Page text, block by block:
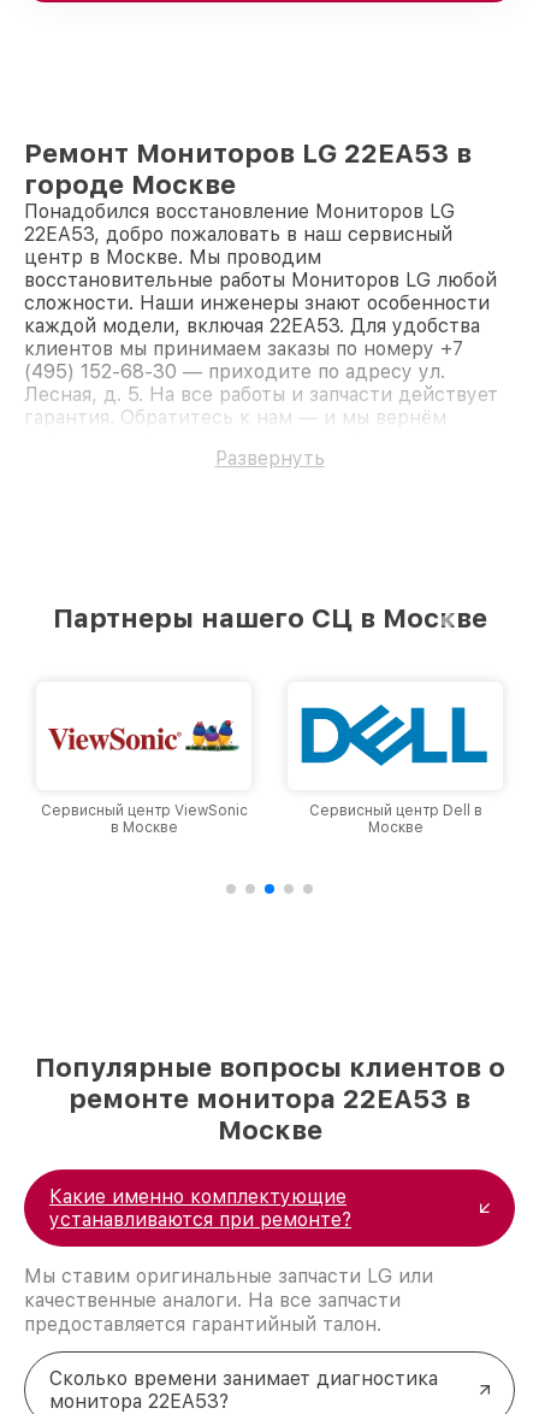
Ремонт Мониторов LG 22EA53 в
городе Москве
Понадобился восстановление Мониторов LG
22EA53, добро пожаловать в наш сервисный
центр в Москве. Мы проводим
восстановительные работы Мониторов LG любой
сложности. Наши инженеры знают особенности
каждой модели, включая 22EA53. Для удобства
клиентов мы принимаем заказы по номеру +7
(495) 152-68-30 — приходите по адресу ул.
Лесная, д. 5. На все работы и запчасти действует
гарантия. Обратитесь к нам — и мы вернём
Развернуть
Партнеры нашего СЦ в Москве
Сервисный центр Dell в
Москве
Сервисный центр Lenovo в
Москве
Популярные вопросы клиентов о
ремонте монитора 22EA53 в
Москве
Какие именно комплектующие
устанавливаются при ремонте?
Мы ставим оригинальные запчасти LG или
качественные аналоги. На все запчасти
предоставляется гарантийный талон.
Сколько времени занимает диагностика
монитора 22EA53?